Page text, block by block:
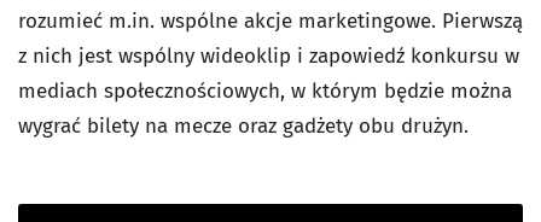
rozumieć m.in. wspólne akcje marketingowe. Pierwszą
z nich jest wspólny wideoklip i zapowiedź konkursu w
mediach społecznościowych, w którym będzie można
wygrać bilety na mecze oraz gadżety obu drużyn.